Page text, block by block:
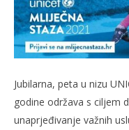
UNICEF-ova utrka
01.06.2021.
slatina.net
Jubilarna, peta u nizu
godine održava s ciljem
unaprjeđivanje važnih